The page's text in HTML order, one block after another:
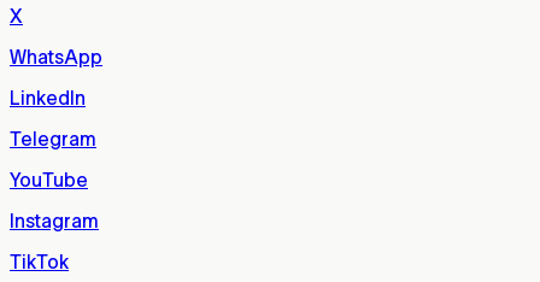
X
WhatsApp
LinkedIn
Telegram
YouTube
Instagram
TikTok